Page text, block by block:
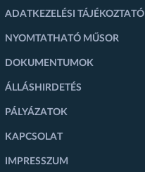
ADATKEZELÉSI TÁJÉKOZTATÓ
NYOMTATHATÓ MŰSOR
DOKUMENTUMOK
ÁLLÁSHIRDETÉS
PÁLYÁZATOK
KAPCSOLAT
IMPRESSZUM